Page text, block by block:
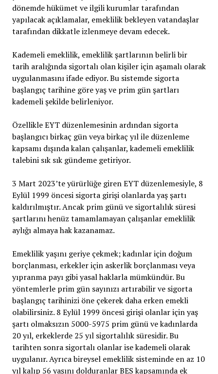
dönemde hükümet ve ilgili kurumlar tarafından
yapılacak açıklamalar, emeklilik bekleyen vatandaşlar
tarafından dikkatle izlenmeye devam edecek.
Kademeli emeklilik, emeklilik şartlarının belirli bir
tarih aralığında sigortalı olan kişiler için aşamalı olarak
uygulanmasını ifade ediyor. Bu sistemde sigorta
başlangıç tarihine göre yaş ve prim gün şartları
kademeli şekilde belirleniyor.
Özellikle EYT düzenlemesinin ardından sigorta
başlangıcı birkaç gün veya birkaç yıl ile düzenleme
kapsamı dışında kalan çalışanlar, kademeli emeklilik
talebini sık sık gündeme getiriyor.
3 Mart 2023’te yürürlüğe giren EYT düzenlemesiyle, 8
Eylül 1999 öncesi sigorta girişi olanlarda yaş şartı
kaldırılmıştır. Ancak prim günü ve sigortalılık süresi
şartlarını henüz tamamlamayan çalışanlar emeklilik
aylığı almaya hak kazanamaz.
Emeklilik yaşını geriye çekmek; kadınlar için doğum
borçlanması, erkekler için askerlik borçlanması veya
yıpranma payı gibi yasal haklarla mümkündür. Bu
yöntemlerle prim gün sayınızı artırabilir ve sigorta
başlangıç tarihinizi öne çekerek daha erken emekli
olabilirsiniz. 8 Eylül 1999 öncesi girişi olanlar için yaş
şartı olmaksızın 5000-5975 prim günü ve kadınlarda
20 yıl, erkeklerde 25 yıl sigortalılık süresidir. Bu
tarihten sonra sigortalı olanlar ise kademeli olarak
uygulanır. Ayrıca bireysel emeklilik sisteminde en az 10
yıl kalıp 56 yaşını dolduranlar BES kapsamında ek